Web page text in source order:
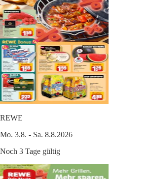
REWE
Mo. 3.8. - Sa. 8.8.2026
Noch 3 Tage gültig